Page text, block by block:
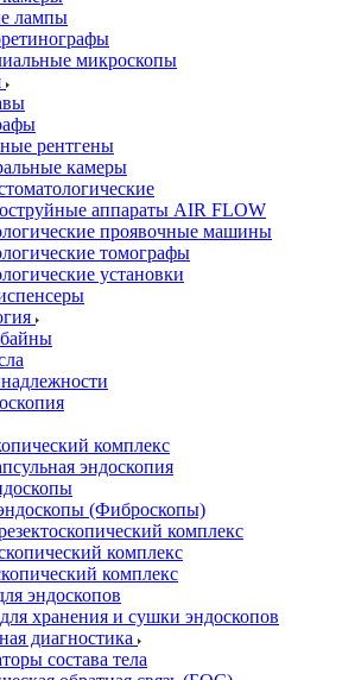
лампы
микроскопы
рентгены
камеры
аппараты AIR FLOW
проявочные машины
томографы
установки
комплекс
эндоскопия
(Фиброcкопы)
комплекс
комплекс
комплекс
эндоскопов
хранения и сушки эндоскопов
диагностика
состава тела